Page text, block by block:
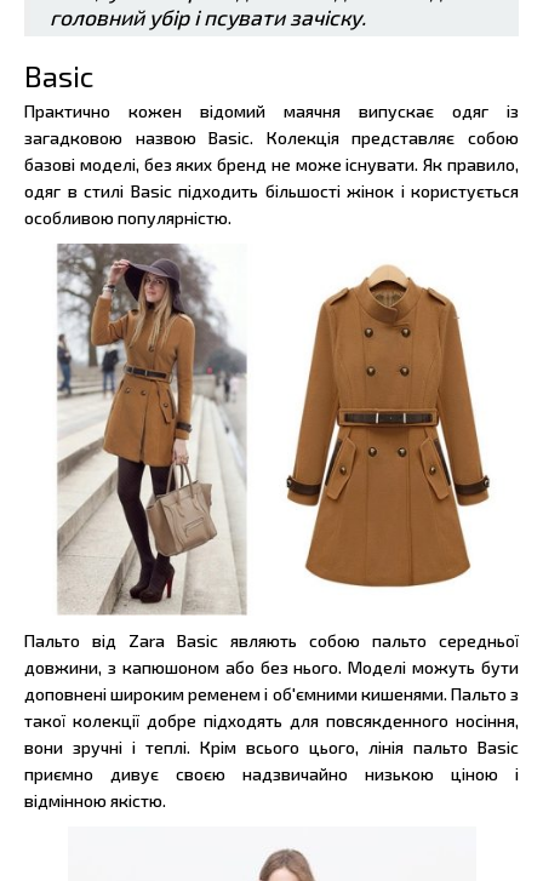
головний убір і псувати зачіску.
Basic
Практично кожен відомий маячня випускає одяг із
загадковою назвою Basic. Колекція представляє собою
базові моделі, без яких бренд не може існувати. Як правило,
одяг в стилі Basic підходить більшості жінок і користується
особливою популярністю.
Пальто від Zara Basic являють собою пальто середньої
довжини, з капюшоном або без нього. Моделі можуть бути
доповнені широким ременем і об'ємними кишенями. Пальто з
такої колекції добре підходять для повсякденного носіння,
вони зручні і теплі. Крім всього цього, лінія пальто Basic
приємно дивує своєю надзвичайно низькою ціною і
відмінною якістю.